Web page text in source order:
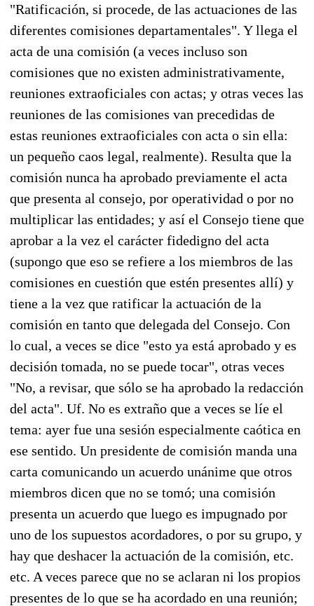
"Ratificación, si procede, de las actuaciones de las
diferentes comisiones departamentales". Y llega el
acta de una comisión (a veces incluso son
comisiones que no existen administrativamente,
reuniones extraoficiales con actas; y otras veces las
reuniones de las comisiones van precedidas de
estas reuniones extraoficiales con acta o sin ella:
un pequeño caos legal, realmente). Resulta que la
comisión nunca ha aprobado previamente el acta
que presenta al consejo, por operatividad o por no
multiplicar las entidades; y así el Consejo tiene que
aprobar a la vez el carácter fidedigno del acta
(supongo que eso se refiere a los miembros de las
comisiones en cuestión que estén presentes allí) y
tiene a la vez que ratificar la actuación de la
comisión en tanto que delegada del Consejo. Con
lo cual, a veces se dice "esto ya está aprobado y es
decisión tomada, no se puede tocar", otras veces
"No, a revisar, que sólo se ha aprobado la redacción
del acta". Uf. No es extraño que a veces se líe el
tema: ayer fue una sesión especialmente caótica en
ese sentido. Un presidente de comisión manda una
carta comunicando un acuerdo unánime que otros
miembros dicen que no se tomó; una comisión
presenta un acuerdo que luego es impugnado por
uno de los supuestos acordadores, o por su grupo, y
hay que deshacer la actuación de la comisión, etc.
etc. A veces parece que no se aclaran ni los propios
presentes de lo que se ha acordado en una reunión;